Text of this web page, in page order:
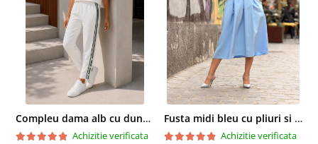
Compleu dama alb cu dungi laterale in nuante de verde si negru
Achizitie verificata
Fusta midi bleu cu pliuri si buzunare
Achizitie verificata